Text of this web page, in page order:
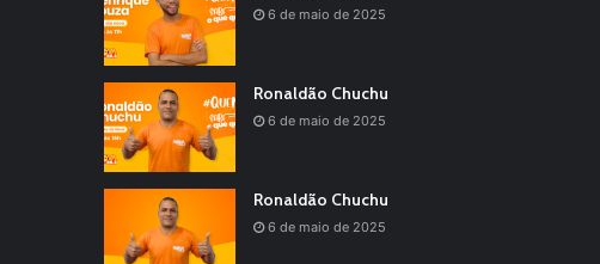
6 de maio de 2025
Ronaldão Chuchu
6 de maio de 2025
Ronaldão Chuchu
6 de maio de 2025